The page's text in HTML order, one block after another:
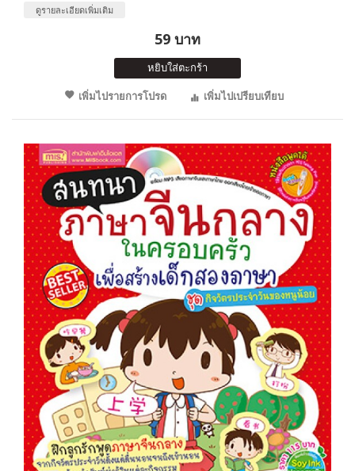
ดูรายละเอียดเพิ่มเติม
59 บาท
หยิบใส่ตะกร้า
เพิ่มไปรายการโปรด
เพิ่มไปเปรียบเทียบ